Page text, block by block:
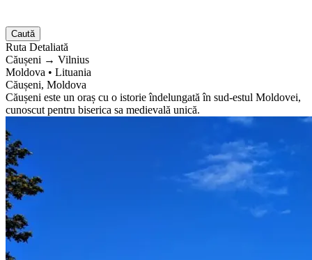
Caută
Ruta Detaliată
Căușeni → Vilnius
Moldova • Lituania
Căușeni, Moldova
Căușeni este un oraș cu o istorie îndelungată în sud-estul Moldovei,
cunoscut pentru biserica sa medievală unică.